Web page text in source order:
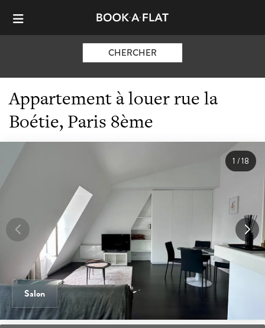
CHERCHER
Appartement à louer rue la
Boétie, Paris 8ème
Salon
1/18